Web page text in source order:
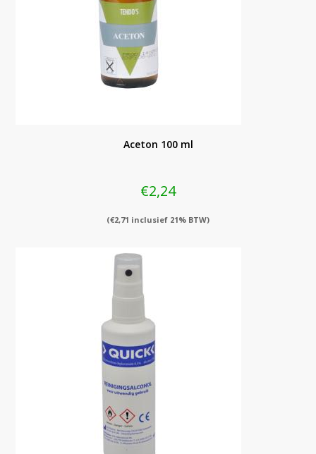
Aceton 100 ml
€2,24
(€2,71 inclusief 21% BTW)